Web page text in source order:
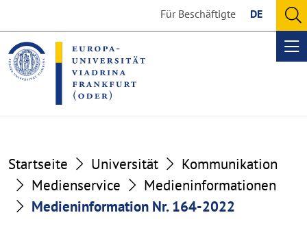
the
content
section
the
footer
section
Für Beschäftigte DE
Startseite Universität
Kommunikation
Medienservice
Medieninformationen
Medieninformation Nr. 164-2022